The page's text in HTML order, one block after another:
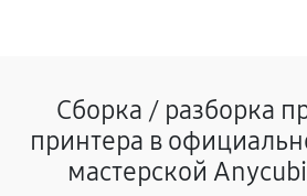
Сборка / разборка
принтера в
мастерской